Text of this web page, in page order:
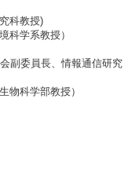
科教授)
学系教授）
副委員長、情報通信研究
科学部教授）